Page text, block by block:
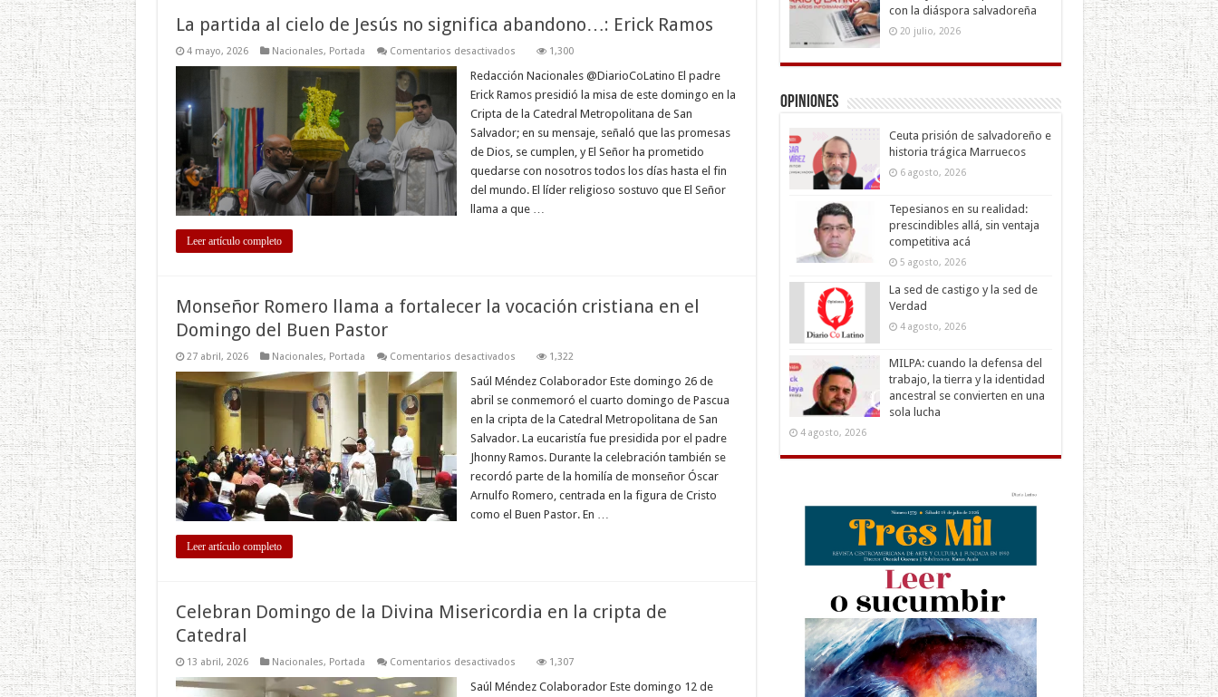
La partida al cielo de Jesús no significa abandono…: Erick Ramos
4 mayo, 2026 Nacionales, Portada Comentarios desactivadosen
partida
cielo
de
Jesús
no
abandono…:
Erick
1,300
Redacción Nacionales @DiarioCoLatino El padre
Erick Ramos presidió la misa de este domingo en la
Cripta de la Catedral Metropolitana de San
Salvador; en su mensaje, señaló que las promesas
de Dios, se cumplen, y El Señor ha prometido
quedarse con nosotros todos los días hasta el fin
del mundo. El líder religioso sostuvo que El Señor
llama a que …
Leer artículo completo
Monseñor Romero llama a fortalecer la vocación cristiana en el
Domingo del Buen Pastor
27 abril, 2026 Nacionales, Portada Comentarios desactivadosen
Romero
a
fortalecer
la
vocación
en
el
Domingo
del
Buen
Pastor
1,322
Saúl Méndez Colaborador Este domingo 26 de
abril se conmemoró el cuarto domingo de Pascua
en la cripta de la Catedral Metropolitana de San
Salvador. La eucaristía fue presidida por el padre
Jhonny Ramos. Durante la celebración también se
recordó parte de la homilía de monseñor Óscar
Arnulfo Romero, centrada en la figura de Cristo
como el Buen Pastor. En …
Leer artículo completo
Celebran Domingo de la Divina Misericordia en la cripta de
Catedral
13 abril, 2026 Nacionales, Portada Comentarios desactivadosen
Domingo
1,307
Saúl Méndez Colaborador Este domingo 12 de
con la diáspora salvadoreña
20 julio, 2026
Opiniones
Ceuta prisión de salvadoreño e
historia trágica Marruecos
6 agosto, 2026
Tepesianos en su realidad:
prescindibles allá, sin ventaja
competitiva acá
5 agosto, 2026
La sed de castigo y la sed de
Verdad
4 agosto, 2026
MILPA: cuando la defensa del
trabajo, la tierra y la identidad
ancestral se convierten en una
sola lucha
4 agosto, 2026